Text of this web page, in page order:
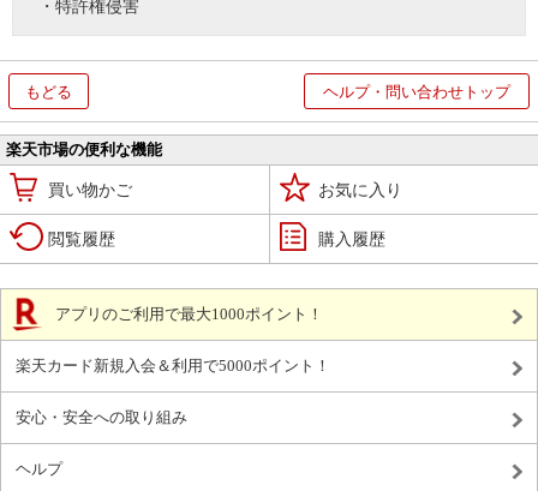
・特許権侵害
もどる ヘルプ・問い合わせトップ
楽天市場の便利な機能
買い物かご お気に入り
閲覧履歴 購入履歴
アプリのご利用で最大1000ポイント！
楽天カード新規入会＆利用で5000ポイント！
安心・安全への取り組み
ヘルプ